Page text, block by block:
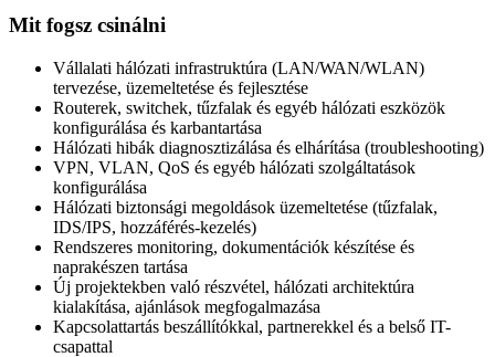
Mit fogsz csinálni
Vállalati hálózati infrastruktúra (LAN/WAN/WLAN)
tervezése, üzemeltetése és fejlesztése
Routerek, switchek, tűzfalak és egyéb hálózati eszközök
konfigurálása és karbantartása
Hálózati hibák diagnosztizálása és elhárítása (troubleshooting)
VPN, VLAN, QoS és egyéb hálózati szolgáltatások
konfigurálása
Hálózati biztonsági megoldások üzemeltetése (tűzfalak,
IDS/IPS, hozzáférés-kezelés)
Rendszeres monitoring, dokumentációk készítése és
naprakészen tartása
Új projektekben való részvétel, hálózati architektúra
kialakítása, ajánlások megfogalmazása
Kapcsolattartás beszállítókkal, partnerekkel és a belső IT-
csapattal